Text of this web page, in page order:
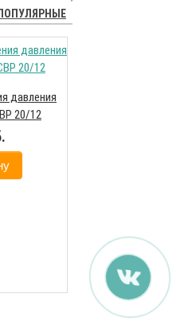
ПОПУЛЯРНЫЕ
давления
20/12